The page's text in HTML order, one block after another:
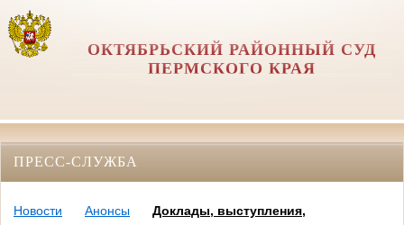
ОКТЯБРЬСКИЙ РАЙОННЫЙ СУД
ПЕРМСКОГО КРАЯ
ПРЕСС-СЛУЖБА
Новости Анонсы
Доклады, выступления,